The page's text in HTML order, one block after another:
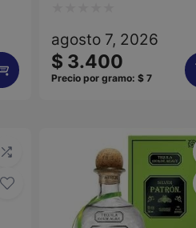
con
0
agosto 7, 2026
$ 3.400
Precio por gramo: $7